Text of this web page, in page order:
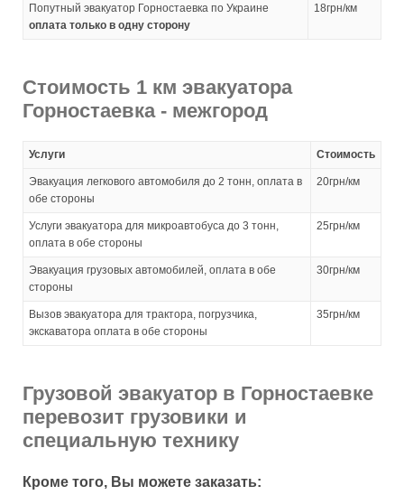
оплата только в одну сторону
18грн/км
Стоимость 1 км эвакуатора
Горностаевка - межгород
Услуги Стоимость
Эвакуация легкового автомобиля до 2 тонн, оплата в
обе стороны
20грн/км
Услуги эвакуатора для микроавтобуса до 3 тонн,
оплата в обе стороны
25грн/км
Эвакуация грузовых автомобилей, оплата в обе
стороны
30грн/км
Вызов эвакуатора для трактора, погрузчика,
экскаватора оплата в обе стороны
35грн/км
Грузовой эвакуатор в Горностаевке
перевозит грузовики и
специальную технику
Кроме того, Вы можете заказать: